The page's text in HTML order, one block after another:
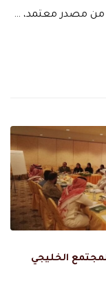
من مصدر معتمد، …
الخليجي